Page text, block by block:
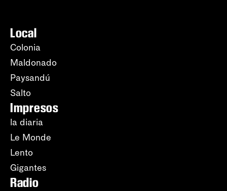
Local
Colonia
Maldonado
Paysandú
Salto
Impresos
la diaria
Le Monde
Lento
Gigantes
Radio